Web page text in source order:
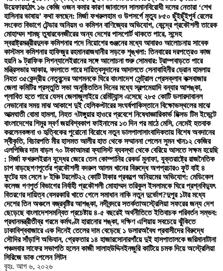
উয়েফারহঠাৎ ১৬ কেজি ওজন কমার কারণ জানালেন সালমানবিরোধী দলের নেতারা ‘শেখ
হাসিনার ভাষায়’ কথা বলছেন: মির্জা ফখরুলহাম ও উপসর্গে মৃত্যু ৮৫০ ছুঁইছুঁইপূর্ব রেলের
সংকেত বিভাগে টেন্ডার অনিয়ম ও কমিশন বাণিজ্যের অভিযোগ, কেন্দ্রে প্রকৌশলী তারেক
মোহাম্মদ শামছ্ তুষারবেনজীরের অন্য দেশের পাসপোর্ট থাকতে পারে, সন্দেহ
স্বরাষ্ট্রমন্ত্রীরদুদক কমিশনার পদে নিয়োগের গুঞ্জনের মধ্যে আবারও আলোচনায় সাবেক
কাস্টমস কমিশনার হাফিজুর রহমানরাজধানীর সড়কে শৃঙ্খলা: তিনবারের দরপত্রেও কাজ
হয়নি ৯ ট্রাফিক সিগন্যালেইরানের সঙ্গে আলোচনা শুরু সোমবার: ট্রাম্পবাড়তে পারে
মন্ত্রিসভার আকার, বদলাতে পারে দায়িত্বসুদানের আদালতে সেনাবাহিনীর ড্রোন হামলায়
নিহত ৩৫কেন্দ্রীয় নেতৃবৃন্দের আগমনকে ঘিরে বাংলাদেশ সেন্ট্রাল প্রেসক্লাব কক্সবাজার
জেলা কমিটির প্রস্তুতি সভা অনুষ্ঠিততিন দিনের মধ্যে স্বল্পমেয়াদি বন্যার আশঙ্কা,
প্লাবিত হতে পারে যেসব জেলাজুলাইয়ে রেমিট্যান্স এসেছে ২৮৫ কোটি ডলারদাবানল
নেভানোর সময় মাঝ আকাশে দুই হেলিকপ্টারের সংঘর্ষপাকিস্তানে বিক্ষোভস্থলের মাঝে
আত্মঘাতী বোমা হামলা, নিহত ৭টাঙ্গুয়ার হাওরে প্রবেশে নিষেধাজ্ঞারিকার্ভ মিক্সড টিম ইভেন্টে
বাংলাদেশের শিমুর স্বর্ণ জয়বিশ্বকাপ ফাইনালের ১৩ দিন পর মাঠে মেসি, নেমেই হতবাক
করলেনকঙ্গনা ও হৃত্বিকের পুরোনো বিরোধে নতুন ডালপালাসাংবাদিকতায় বিশেষ অবদানের
স্বীকৃতি, বিচারপতি মীর হাসমত আলীর হাত থেকে সম্মাননা পেলেন সুমন খান১২ কেজির
এলপিজির দাম বাড়ল ৭০ টাকাআমরা ফ্যাসিস্ট ব্যবস্থা থেকে বেরিয়ে আসতে সক্ষম হয়েছি
: মির্জা ফখরুলইরান যুদ্ধের জেরে তেল কোম্পানির রেকর্ড মুনাফা, যুক্তরাষ্ট্রে রাজনৈতিক
চাপ বাড়ছেগণপূর্তের প্রকৌশলী বদরুল আলম খানের বিরুদ্ধে অপপ্রচার৩ ফুট বাই ৪
ফুটের যম সেলে ৮ ইঞ্চি টয়লেট২২ কোটি টাকার প্রকল্পে অনিয়মের অভিযোগ: মেডিকেল
কলেজ গণপূর্ত বিভাগের নির্বাহী প্রকৌশলী মোহাম্মদ তরিকুল ইসলামকে ঘিরে প্রশ্নবিদ্যুৎ
বিতরণের দায়িত্ব বেসরকারি খাতে গেলে সমাধান নাকি নতুন দুর্ভোগ?দুপুর ১টার মধ্যে
দেশের তিন অঞ্চলে বজ্রবৃষ্টির আশঙ্কা, নদীবন্দরে সতর্কতাঅস্ট্রেলিয়া সফরের জন্য দেশ
ছেড়েছে বাংলাদেশসমন্বিত প্রচেষ্টায় ৪-৫ বছরেই অর্থনীতিতে ইতিবাচক পরিবর্তন সম্ভব:
প্রধানমন্ত্রীতীব্র গরমে কর্মঘণ্টা হারানোর শঙ্কা, দক্ষিণ এশিয়ায় সবচেয়ে ঝুঁকিতে
ঢাকাবিশ্ববাজারে এক দিনেই তেলের দাম বেড়েছে ১ ডলারঅবৈধ প্রবাসীদের বিরুদ্ধে
সৌদির সাঁড়াশি অভিযান, গ্রেফতার ১৪ হাজারসোনারগাঁয়ে দুই হাসপাতালকে জরিমানাটানা
পঞ্চমবার সাফের সভাপতি হলেন কাজী সালাহউদ্দিনইনজুরি কাটিয়ে চমক দিয়ে অস্ট্রেলিয়া
সিরিজে ডাক পেলেন লিটন
বৃহঃ. আগ ৬, ২০২৬